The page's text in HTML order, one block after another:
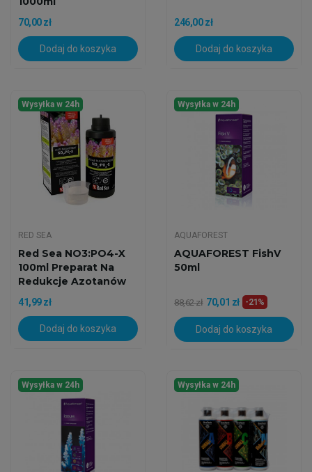
70,00 zł
Dodaj do koszyka
246,00 zł
Dodaj do koszyka
Wysyłka w 24h
RED SEA
Red Sea NO3:PO4-X
100ml Preparat Na
Redukcje Azotanów
I...
41,99 zł
Dodaj do koszyka
Wysyłka w 24h
AQUAFOREST
AQUAFOREST FishV
50ml
88,62 zł 70,01 zł -21%
Dodaj do koszyka
Wysyłka w 24h Wysyłka w 24h